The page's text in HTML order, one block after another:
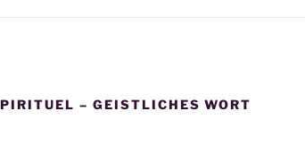
– GEISTLICHES WORT